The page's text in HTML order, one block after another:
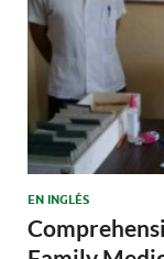
EN INGLÉS